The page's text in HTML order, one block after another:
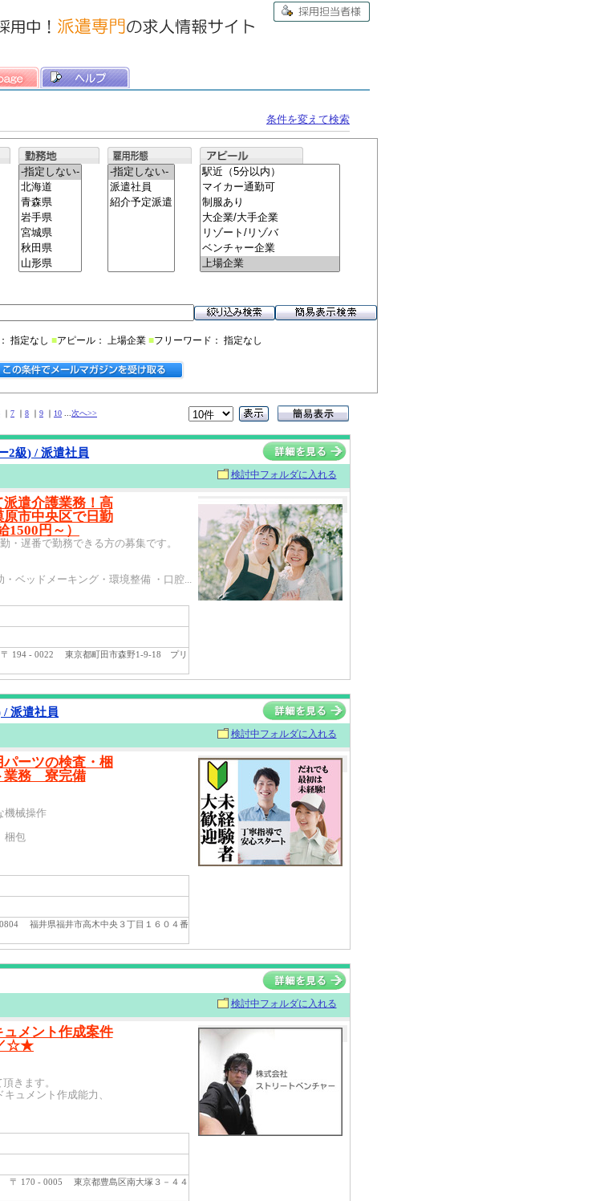
件以上の求人情報を掲載中
条件を変えて検索
指定なし ■アピール： 上場企業 ■フリーワード： 指定なし
｜ 7 ｜ 8 ｜ 9 ｜ 10 次へ>>
2級) / 派遣社員
検討中フォルダに入れる
遣介護業務！高
市中央区で日勤
1500円～）
・遅番で勤務できる方の募集です。
ベッドメーキング・環境整備 ・口腔...
194 - 0022 東京都町田市森野1-9-18 プリ
/ 派遣社員
検討中フォルダに入れる
パーツの検査・梱
業務 寮完備
機械操作
梱包
福井県福井市高木中央３丁目１６０４番
検討中フォルダに入れる
メント作成案件
☆★
きます。
メント作成能力、
〒 170 - 0005 東京都豊島区南大塚３－４４